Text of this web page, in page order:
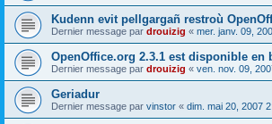
Kudenn evit pellgargañ restroù
Dernier message par drouizig « mer. janv. 09,
OpenOffice.org 2.3.1 est disponible en
Dernier message par drouizig « ven. nov. 09,
Geriadur
Dernier message par vinstor « dim. mai 20, 2007